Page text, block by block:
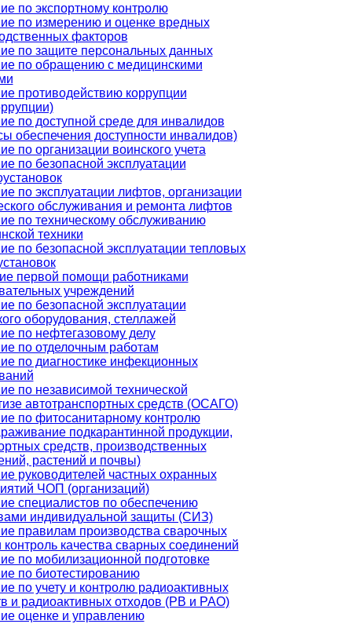
по экспортному контролю
по измерению и оценке вредных
факторов
по защите персональных данных
по обращению с медицинскими
противодействию коррупции
по доступной среде для инвалидов
обеспечения доступности инвалидов)
по организации воинского учета
по безопасной эксплуатации
по эксплуатации лифтов, организации
обслуживания и ремонта лифтов
по техническому обслуживанию
техники
по безопасной эксплуатации тепловых
первой помощи работниками
учреждений
по безопасной эксплуатации
оборудования, стеллажей
по нефтегазовому делу
по отделочным работам
по диагностике инфекционных
по независимой технической
автотранспортных средств (ОСАГО)
по фитосанитарному контролю
подкарантинной продукции,
средств, производственных
растений и почвы)
руководителей частных охранных
ЧОП (организаций)
специалистов по обеспечению
индивидуальной защиты (СИЗ)
правилам производства сварочных
контроль качества сварных соединений
по мобилизационной подготовке
по биотестированию
по учету и контролю радиоактивных
и радиоактивных отходов (РВ и РАО)
оценке и управлению